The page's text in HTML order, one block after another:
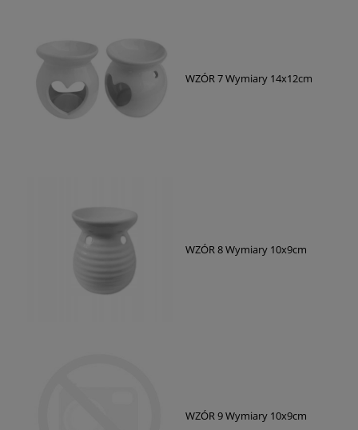
WZÓR 7 Wymiary 14x12cm
WZÓR 8 Wymiary 10x9cm
WZÓR 9 Wymiary 10x9cm